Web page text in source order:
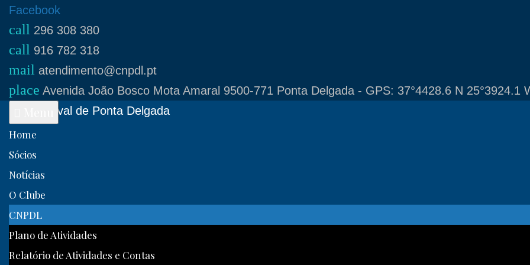
Skip
content
Facebook
call 296 308 380
call 916 782 318
mail atendimento@cnpdl.pt
place Avenida João Bosco Mota Amaral 9500-771 Ponta Delgada - GPS: 37°4428.6 N 25°3924.1
Clube Naval de Ponta Delgada
Home
Sócios
Notícias
O Clube
CNPDL
Plano de Atividades
Relatório de Atividades e Contas